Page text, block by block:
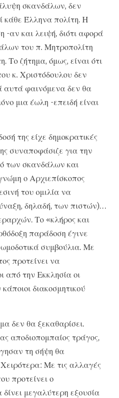
σκανδάλων, δεν
κάθε Έλληνα πολίτη. Η
αν και λειψή, διότι αφορά
του π. Μητροπολίτη
Το ζήτημα, όμως, είναι ότι
κ. Χριστόδουλου δεν
αυτά φαινόμενα δεν θα
μια έωλη -επειδή είναι
της είχε δημοκρατικές
συναποφάσιζε για την
των σκανδάλων και
ο Αρχιεπίσκοπος
του ομιλία να
δηλαδή, των πιστών)…
Το «κλήρος και
παράδοση έγινε
συμβούλια. Με
προτείνει να
από την Εκκλησία οι
διακοσμητικού
δεν θα ξεκαθαρίσει.
αποδιοπομπαίος τράγος,
τη σήψη θα
Με τις αλλαγές
προτείνει ο
μεγαλύτερη εξουσία